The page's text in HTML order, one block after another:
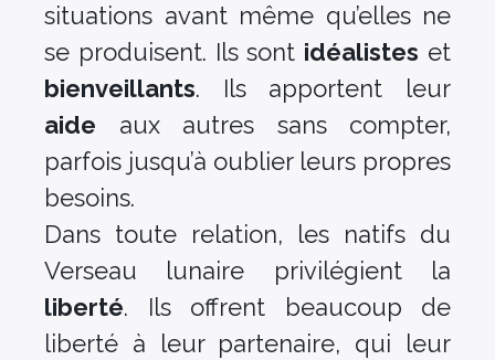
situations avant même qu’elles ne
se produisent. Ils sont idéalistes et
bienveillants. Ils apportent leur
aide aux autres sans compter,
parfois jusqu’à oublier leurs propres
besoins.
Dans toute relation, les natifs du
Verseau lunaire privilégient la
liberté. Ils offrent beaucoup de
liberté à leur partenaire, qui leur